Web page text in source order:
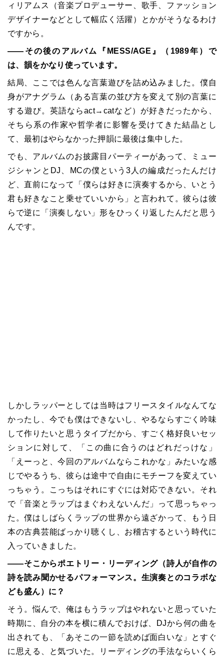
ィリアムス（音楽プロデューサー、歌手、ファッション
デザイナーなどとして幅広く活躍）とかがそうなるわけ
ですから。
――その後のアルバム『MESS/AGE』（1989年）で
は、韻をかなり使っています。
結局、ここでは色んな言葉遊びを詰め込みました。僕自
身がアナグラム（ある言葉の並び方を変えて別の言葉に
する遊び。英語ならact→catなど）が好きだったから、
そちら系の作家や哲学者に影響を受けてきた結晶とし
て、最初はやらなかった押韻に最後は集中した。
でも、アルバムのお披露目パーティーがあって、ミュー
ジシャンとDJ、MCの僕という3人の編成だったんだけ
ど、直前になって「僕らは好きに演奏するから、いとう
君も好きなこと乗せていいから」と言われて。彼らは彼
らで逆に「演奏しない」形をひっくり返したんだと思う
んです。
しかしラッパーとしては当時はフリースタイルなんてな
かったし、今でも僕はできないし、やるならすごく吟味
して作りたいと思うタイプだから、すごく格好良いセッ
ションに対して、「この曲に合うのはどれだっけな」
「えーっと、今回のアルバムならこれかな」みたいな感
じでやるうち、彼らは途中で自由にモチーフを変えてい
っちゃう。こっちはそれにすぐには対応できない。それ
で「音楽とラップはまぐわえないんだ」って思っちゃっ
た。僕はしばらくラップの世界から遠ざかって、もう日
本の古典芸能ばっかり聴くし、お稽古するという時代に
入っていきました。
――そこからポエトリー・リーディング（詩人が自作の
詩を読み聞かせるパフォーマンス。生演奏とのコラボな
ども盛ん）に？
そう。悩んで、俺はもうラップはやれないと思っていた
時期に、自分の本を横に積んでおけば、DJから何の曲を
出されても、「あそこの一節を読めば面白いな」とすぐ
に思える、と気づいた。リーディングの手法ならいくら